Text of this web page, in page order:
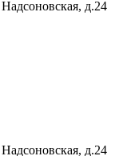
д.24
д.24